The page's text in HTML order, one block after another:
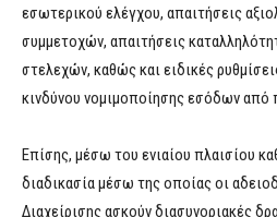
εσωτερικού ελέγχου, απαιτήσεις
συμμετοχών, απαιτήσεις
στελεχών, καθώς και ειδικές
κινδύνου νομιμοποίησης εσόδων από
Επίσης, μέσω του ενιαίου πλαισίου
διαδικασία μέσω της οποίας οι
Διαχείρισης ασκούν διασυνοριακές